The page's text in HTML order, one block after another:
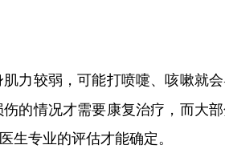
力较弱，可能打喷嚏、咳嗽就
的情况才需要康复治疗，而大
专业的评估才能确定。